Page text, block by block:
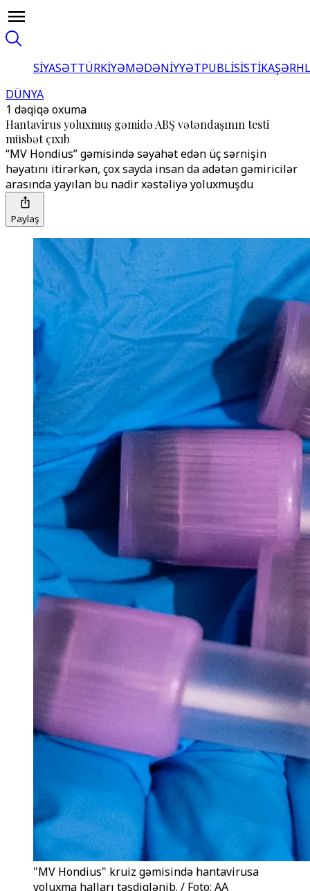
SİYASƏTTÜRKİYƏMƏDƏNİYYƏTPUBLİSİSTİKA
DÜNYA
1 dəqiqə oxuma
Hantavirus yoluxmuş gəmidə ABŞ vətəndaşının testi
müsbət çıxıb
“MV Hondius” gəmisində səyahət edən üç sərnişin
həyatını itirərkən, çox sayda insan da adətən gəmiricilər
arasında yayılan bu nadir xəstəliyə yoluxmuşdu
Paylaş
"MV Hondius" kruiz gəmisində hantavirusa
yoluxma halları təsdiqlənib. / Foto: AA